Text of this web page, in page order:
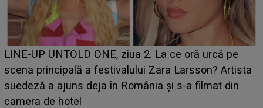
Ce a dezvăluit noua concurentă din "Casa Iubirii" l-a
luat prin surprindere pe Emanuel. CINE ESTE
BĂIATUL VIZAT de Alexandra?! Aflându-se în fața
faptului împlinit, A RECUNOSCUT IMEDIAT: "Am